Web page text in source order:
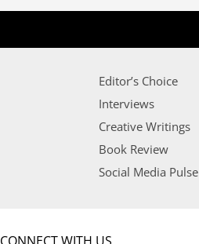
Editor’s Choice
Interviews
Creative Writings
Book Review
Social Media Pulse